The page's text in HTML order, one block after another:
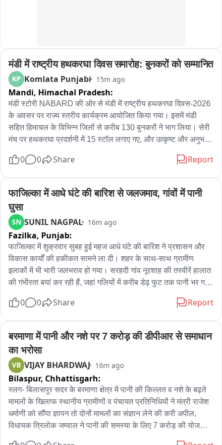
मंडी में राष्ट्रीय हथकरघा दिवस समारोह: बुनकरों को सम्मानित
KP Komlata Punjabi 15m ago
Mandi, Himachal Pradesh:
मंडी स्टोरी NABARD की ओर से मंडी में राष्ट्रीय हथकरघा दिवस-2026
के अवसर पर राज्य स्तरीय कार्यक्रम आयोजित किया गया। इसमें मंडी
सहित हिमाचल के विभिन्न जिलों से करीब 130 बुनकरों ने भाग लिया। सेरी
मंच पर हथकरघा प्रदर्शनी में 15 स्टॉल लगाए गए, और उत्कृष्ट और अनुभवी
आयोजित निबंध लेखन और चित्रकला प्रतियोगिता के विजेता विद्यार्थियों को
पुरस्कार दिए गए... NABARD के मुख्य महाप्रबंधक डॉ. विवेक पथानिया
0 0 Share Report
फाजिल्का में आधे घंटे की बारिश से जलजमाव, गांवों में पानी
घुसा
SN SUNIL NAGPAL 16m ago
Fazilka, Punjab:
फाजिल्का में शुक्रवार सुबह हुई महज आधे घंटे की बारिश ने प्रशासन और
विकास कार्यों की हकीकत सामने ला दी। शहर के साथ-साथ ग्रामीण
इलाकों में भी भारी जलभराव हो गया। सरहदी गांव नूरशाह की तस्वीरें हालात
की गंभीरता बयां कर रही हैं, जहां गलियों में करीब डेढ़ फुट तक पानी भर गया
नहीं है, जिसके चलते हर बारिश के बाद यही स्थिति बन जाती है। ग्रामीणों ने
सरकार और प्रशासन के विकास दावों पर सवाल उठाते हुए कहा कि जहां
जरूरत है वहां काम नहीं हो रहा, जबकि दूसरी जगहों पर विकास के दावे किए
जा रहे हैं।
गांव निवासी राकेश ने बताया कि केवल आधे घंटे की बारिश से पूरा गांव
जलमग्न हो गया। गलियों में डेढ़ फुट तक पानी भरने के कारण लोगों का घरों
से निकलना मुश्किल हो गया है। हालात ऐसे बन गए कि बच्चे स्कूल तक नहीं
जा सके। उन्होंने बताया कि पानी घरों की नींव तक पहुंच रहा है, जिससे
मकानों की दीवारों को नुकसान होने का खतरा पैदा हो गया है। ग्रामीणों ने
0 0 Share Report
बरमाणा में पानी और नशे पर 7 करोड़ की डीपीआर से समाधान
का भरोसा
VB VIJAY BHARDWAJ 16m ago
Bilaspur, Chhattisgarh:
स्लग- बिलासपुर सदर के बरमाणा क्षेत्र में पानी की किल्लत व नशे के बढ़ते
मामलों के खिलाफ स्थानीय ग्रामीणों व पंचायत प्रतिनिधियों ने मंत्री राजेश
धर्माणी को सौंपा ज्ञापन तो दोनों मामलों का संज्ञान लेने की करी अपील,
विधायक त्रिलोक जम्वाल ने पानी की समस्या के लिए 7 करोड़ की योजना